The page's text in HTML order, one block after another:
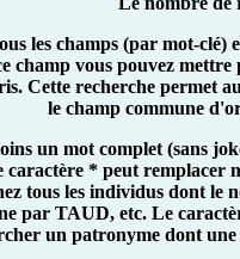
les champs (par mot-clé)
champ vous pouvez
Cette recherche permet
le champ commune
un mot complet (sans
* peut remplacer
tous les individus dont le
par TAUD, etc. Le
un patronyme dont